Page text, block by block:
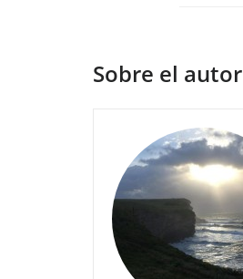
Sobre el autor